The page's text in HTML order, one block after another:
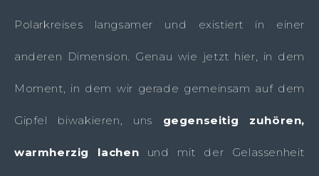
Polarkreises langsamer und existiert in einer
anderen Dimension. Genau wie jetzt hier, in dem
Moment, in dem wir gerade gemeinsam auf dem
Gipfel biwakieren, uns gegenseitig zuhören,
warmherzig lachen und mit der Gelassenheit